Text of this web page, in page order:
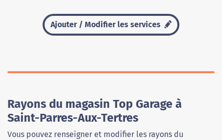
Ajouter / Modifier les services
Rayons du magasin Top Garage à
Saint-Parres-Aux-Tertres
Vous pouvez renseigner et modifier les rayons du